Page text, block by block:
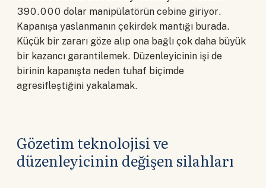
390.000 dolar manipülatörün cebine giriyor.
Kapanışa yaslanmanın çekirdek mantığı burada.
Küçük bir zararı göze alıp ona bağlı çok daha büyük
bir kazancı garantilemek. Düzenleyicinin işi de
birinin kapanışta neden tuhaf biçimde
agresifleştiğini yakalamak.
Gözetim teknolojisi ve
düzenleyicinin değişen silahları